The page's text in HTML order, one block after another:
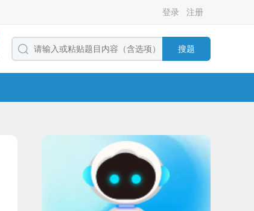
登录 注册
搜题